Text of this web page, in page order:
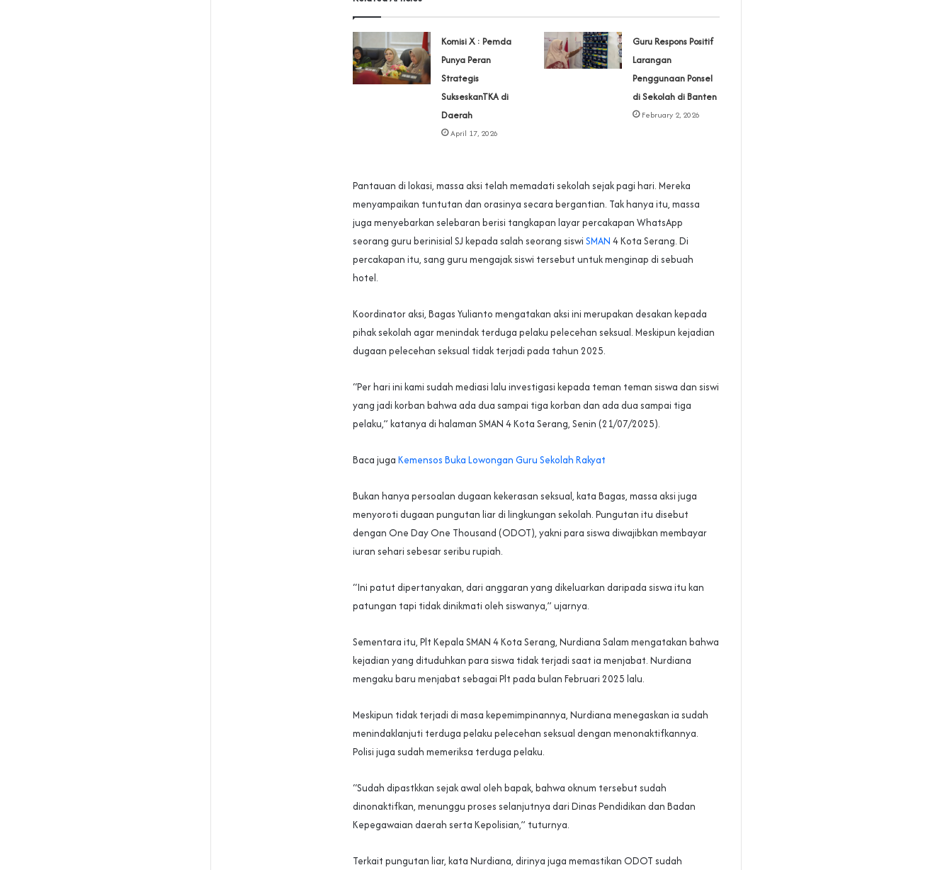
Komisi X : Pemda
Punya Peran
Strategis
SukseskanTKA di
Daerah
April 17, 2026
Guru Respons Positif
Larangan
Penggunaan Ponsel
di Sekolah di Banten
February 2, 2026
Pantauan di lokasi, massa aksi telah memadati sekolah sejak pagi hari. Mereka
menyampaikan tuntutan dan orasinya secara bergantian. Tak hanya itu, massa
juga menyebarkan selebaran berisi tangkapan layar percakapan WhatsApp
seorang guru berinisial SJ kepada salah seorang siswi SMAN 4 Kota Serang. Di
percakapan itu, sang guru mengajak siswi tersebut untuk menginap di sebuah
hotel.
Koordinator aksi, Bagas Yulianto mengatakan aksi ini merupakan desakan kepada
pihak sekolah agar menindak terduga pelaku pelecehan seksual. Meskipun kejadian
dugaan pelecehan seksual tidak terjadi pada tahun 2025.
“Per hari ini kami sudah mediasi lalu investigasi kepada teman teman siswa dan siswi
yang jadi korban bahwa ada dua sampai tiga korban dan ada dua sampai tiga
pelaku,” katanya di halaman SMAN 4 Kota Serang, Senin (21/07/2025).
Baca juga Kemensos Buka Lowongan Guru Sekolah Rakyat
Bukan hanya persoalan dugaan kekerasan seksual, kata Bagas, massa aksi juga
menyoroti dugaan pungutan liar di lingkungan sekolah. Pungutan itu disebut
dengan One Day One Thousand (ODOT), yakni para siswa diwajibkan membayar
iuran sehari sebesar seribu rupiah.
“Ini patut dipertanyakan, dari anggaran yang dikeluarkan daripada siswa itu kan
patungan tapi tidak dinikmati oleh siswanya,” ujarnya.
Sementara itu, Plt Kepala SMAN 4 Kota Serang, Nurdiana Salam mengatakan bahwa
kejadian yang dituduhkan para siswa tidak terjadi saat ia menjabat. Nurdiana
mengaku baru menjabat sebagai Plt pada bulan Februari 2025 lalu.
Meskipun tidak terjadi di masa kepemimpinannya, Nurdiana menegaskan ia sudah
menindaklanjuti terduga pelaku pelecehan seksual dengan menonaktifkannya.
Polisi juga sudah memeriksa terduga pelaku.
“Sudah dipastkkan sejak awal oleh bapak, bahwa oknum tersebut sudah
dinonaktifkan, menunggu proses selanjutnya dari Dinas Pendidikan dan Badan
Kepegawaian daerah serta Kepolisian,” tuturnya.
Terkait pungutan liar, kata Nurdiana, dirinya juga memastikan ODOT sudah